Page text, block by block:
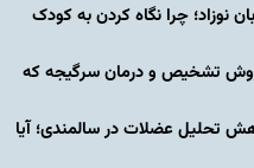
نوزاد؛ چرا نگاه کردن به کودک
تشخیص و درمان سرگیجه که
تحلیل عضلات در سالمندی؛ آیا